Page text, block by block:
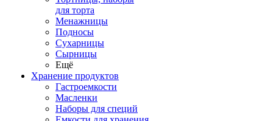
для торта
Менажницы
Подносы
Сухарницы
Сырницы
Ещё
Хранение продуктов
Гастроемкости
Масленки
Наборы для специй